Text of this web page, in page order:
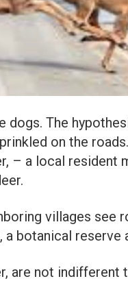
dogs. The
on the
– a local resident
villages see
a botanical reserve
are not indifferent